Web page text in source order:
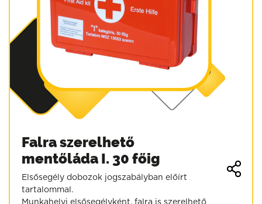
Falra szerelhető
mentőláda I. 30 főig
Elsősegély dobozok jogszabályban előírt
tartalommal.
Munkahelyi elsősegélyként, falra is szerelhető